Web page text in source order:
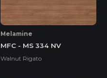
Melamine
MFC - MS 334 NV
Walnut Rigato